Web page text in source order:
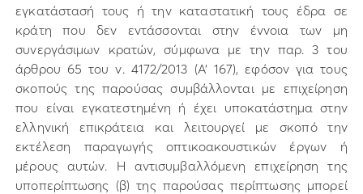
εγκατάστασή τους ή την καταστατική τους έδρα σε
κράτη που δεν εντάσσονται στην έννοια των μη
συνεργάσιμων κρατών, σύμφωνα με την παρ. 3 του
άρθρου 65 του ν. 4172/2013 (Α’ 167), εφόσον για τους
σκοπούς της παρούσας συμβάλλονται με επιχείρηση
που είναι εγκατεστημένη ή έχει υποκατάστημα στην
ελληνική επικράτεια και λειτουργεί με σκοπό την
εκτέλεση παραγωγής οπτικοακουστικών έργων ή
μέρους αυτών. Η αντισυμβαλλόμενη επιχείρηση της
υποπερίπτωσης (β) της παρούσας περίπτωσης μπορεί